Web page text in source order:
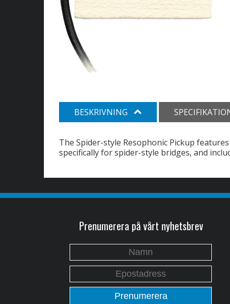
BESKRIVNING
The Spider-style Resophonic Pickup
specifically for spider-style bridges, and
Prenumerera på vårt nyhetsbrev